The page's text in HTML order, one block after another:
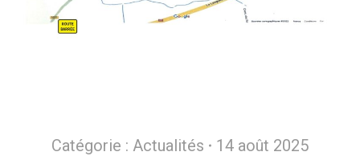
Catégorie : Actualités 14 août 2025